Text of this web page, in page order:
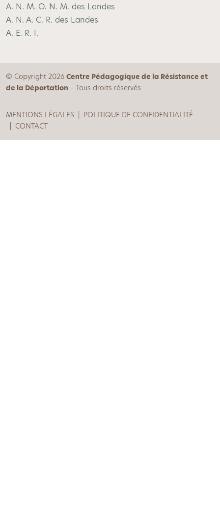
A. N. M. O. N. M. des Landes
A. N. A. C. R. des Landes
A. E. R. I.
© Copyright 2026 Centre Pédagogique de la Résistance et
de la Déportation – Tous droits réservés.
MENTIONS LÉGALES
POLITIQUE DE CONFIDENTIALITÉ
CONTACT